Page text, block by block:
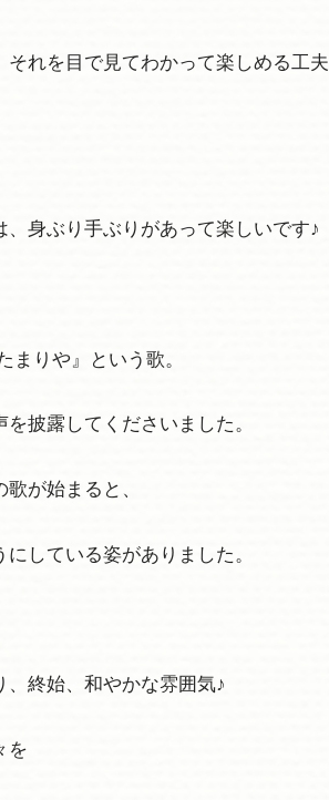
れを目で見てわかって楽しめる工夫
身ぶり手ぶりがあって楽しいです♪
りや』という歌。
披露してくださいました。
が始まると、
している姿がありました。
終始、和やかな雰囲気♪
を